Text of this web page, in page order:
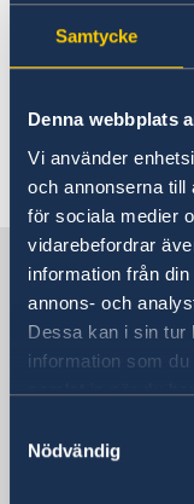
Samtycke
Denna webbplats
Vi använder
och annonserna till
för sociala medier
vidarebefordrar
information från
annons- och
Dessa kan i sin tur
information som
samlat in när du
Nödvändig
Om du
att ringa +46 8
Senast
Sverige i
Sveriges
Besöksadress
Hashlosha